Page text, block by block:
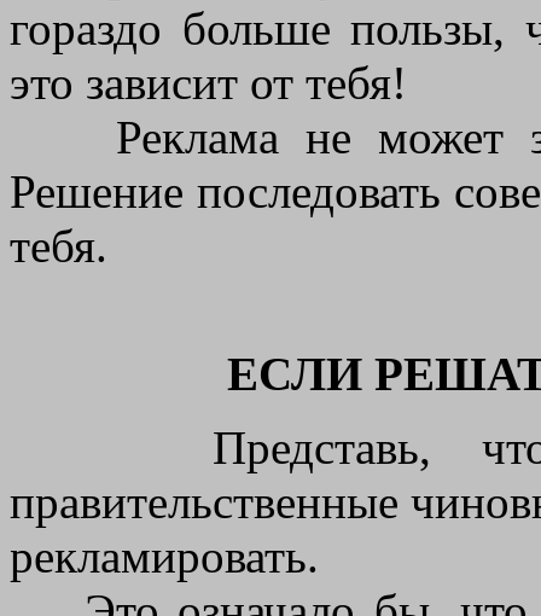
гораздо больше
это зависит от тебя!
Реклама не может
Решение последовать
тебя.
ЕСЛИ
Представь, что
правительственные
рекламировать.